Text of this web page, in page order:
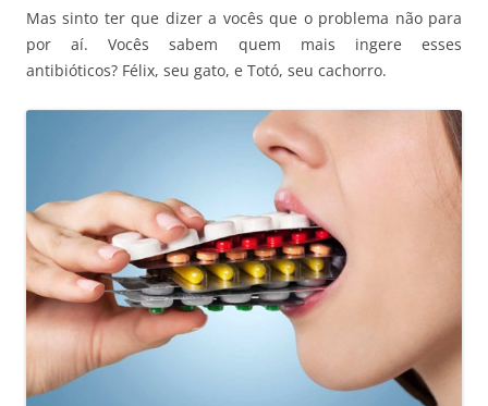
Mas sinto ter que dizer a vocês que o problema não para
por aí. Vocês sabem quem mais ingere esses
antibióticos? Félix, seu gato, e Totó, seu cachorro.